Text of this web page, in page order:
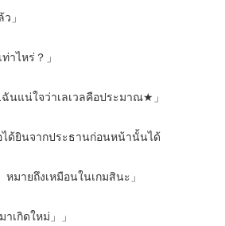
」
าไหร่？」
ฉันแน่ใจว่าเลเวลคือประมาณ★」
ได้ยินจากประธานก่อนหน้านั้นได้
หมายถึงเหมือนในเกมสินะ」
เกิดใหม่」」